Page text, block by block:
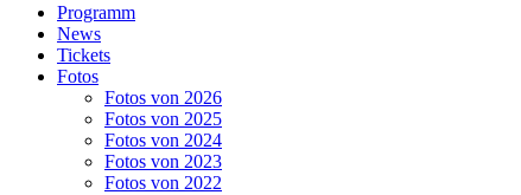
Programm
News
Tickets
Fotos
Fotos von 2026
Fotos von 2025
Fotos von 2024
Fotos von 2023
Fotos von 2022